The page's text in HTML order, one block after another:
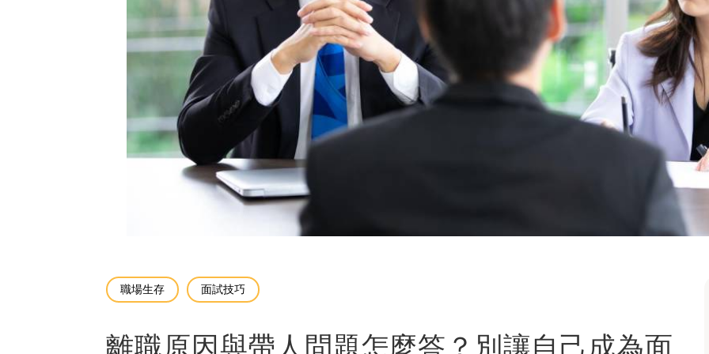
職場生存 面試技巧
離職原因與帶人問題怎麼答？別讓自己成為面